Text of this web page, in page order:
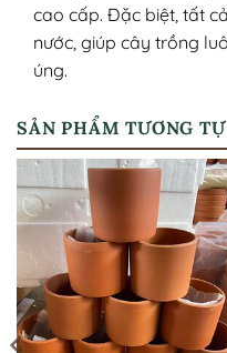
cao cấp. Đặc biệt, tất
nước, giúp cây trồng
úng.
SẢN PHẨM TƯƠNG TỰ